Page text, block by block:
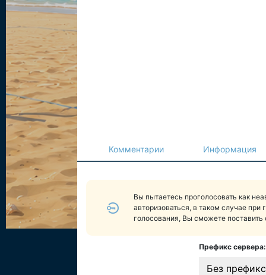
Комментарии Информация
Вы пытаетесь проголосовать как
авторизоваться, в таком случае при
голосования, Вы сможете поставить
Префикс сервера:
Без